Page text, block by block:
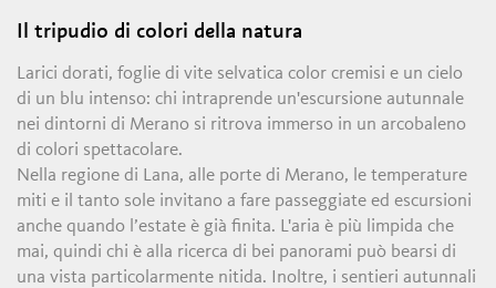
Il tripudio di colori della natura
Larici dorati, foglie di vite selvatica color cremisi e un cielo
di un blu intenso: chi intraprende un'escursione autunnale
nei dintorni di Merano si ritrova immerso in un arcobaleno
di colori spettacolare.
Nella regione di Lana, alle porte di Merano, le temperature
miti e il tanto sole invitano a fare passeggiate ed escursioni
anche quando l’estate è già finita. L'aria è più limpida che
mai, quindi chi è alla ricerca di bei panorami può bearsi di
una vista particolarmente nitida. Inoltre, i sentieri autunnali